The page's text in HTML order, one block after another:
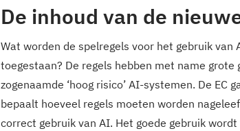
De inhoud van de
Wat worden de spelregels voor het gebruik
toegestaan? De regels hebben met name
zogenaamde ‘hoog risico’ AI-systemen. De
bepaalt hoeveel regels moeten worden
correct gebruik van AI. Het goede gebruik